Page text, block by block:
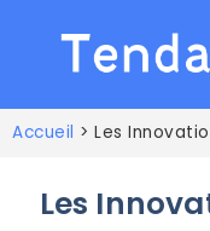
Accueil > Les
Les